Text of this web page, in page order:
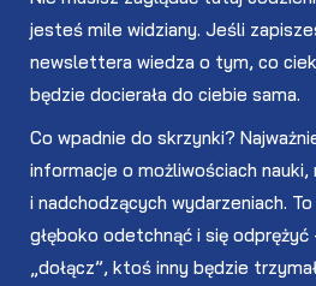
jesteś mile widziany. Jeśli
newslettera wiedza o tym, co
będzie docierała do ciebie sama.
Co wpadnie do skrzynki?
informacje o możliwościach nauki,
i nadchodzących wydarzeniach.
głęboko odetchnąć i się odprężyć
„dołącz”, ktoś inny będzie